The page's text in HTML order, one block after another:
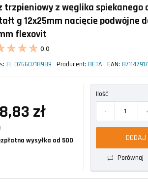
trzpieniowy z węglika spiekanego
g 12x25mm nacięcie podwójne
flexovit
0.0
FL 07660718989 Producent: BETA EAN:
zł
wysyłka od 500
Ilość
- +
DODAJ
Porównaj